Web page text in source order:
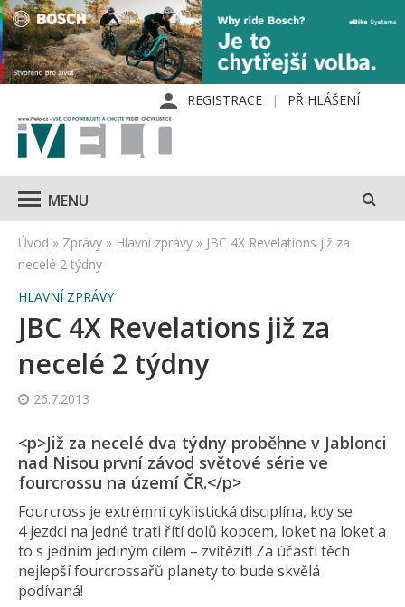
REGISTRACE PŘIHLÁŠENÍ
MENU
Úvod » Zprávy » Hlavní zprávy » JBC 4X Revelations již za
necelé 2 týdny
HLAVNÍ ZPRÁVY
JBC 4X Revelations již za
necelé 2 týdny
26.7.2013
<p>Již za necelé dva týdny proběhne v Jablonci
nad Nisou první závod světové série ve
fourcrossu na území ČR.</p>
Fourcross je extrémní cyklistická disciplína, kdy se
4 jezdci na jedné trati řítí dolů kopcem, loket na loket a
to s jedním jediným cílem – zvítězit! Za účasti těch
nejlepší fourcrossařů planety to bude skvělá
podívaná!